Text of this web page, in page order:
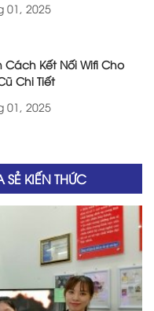
01, 2025
Cách Kết Nối Wifi Cho
Chi Tiết
01, 2025
KIẾN THỨC